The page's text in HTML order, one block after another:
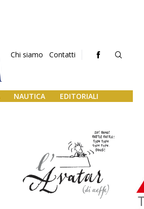
Chi siamo Contatti
NAUTICA EDITORIALI